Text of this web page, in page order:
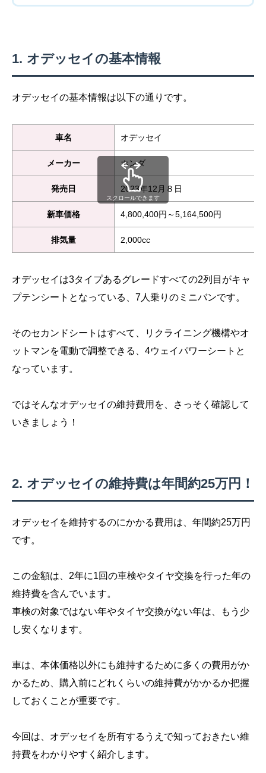
オデッセイの基本情報
オデッセイの基本情報は以下の通りです。
車名 オデッセイ
メーカー ホンダ
発売日 2023年12月８日
新車価格 4,800,400円～5,164,500円
排気量 2,000cc
スクロールできます
オデッセイは3タイプあるグレードすべての2列目がキャ
プテンシートとなっている、7人乗りのミニバンです。
そのセカンドシートはすべて、リクライニング機構やオ
ットマンを電動で調整できる、4ウェイパワーシートと
なっています。
ではそんなオデッセイの維持費用を、さっそく確認して
いきましょう！
オデッセイの維持費は年間約25万円！
オデッセイを維持するのにかかる費用は、年間約25万円
です。
この金額は、2年に1回の車検やタイヤ交換を行った年の
維持費を含んでいます。
車検の対象ではない年やタイヤ交換がない年は、もう少
し安くなります。
車は、本体価格以外にも維持するために多くの費用がか
かるため、購入前にどれくらいの維持費がかかるか把握
しておくことが重要です。
今回は、オデッセイを所有するうえで知っておきたい維
持費をわかりやすく紹介します。